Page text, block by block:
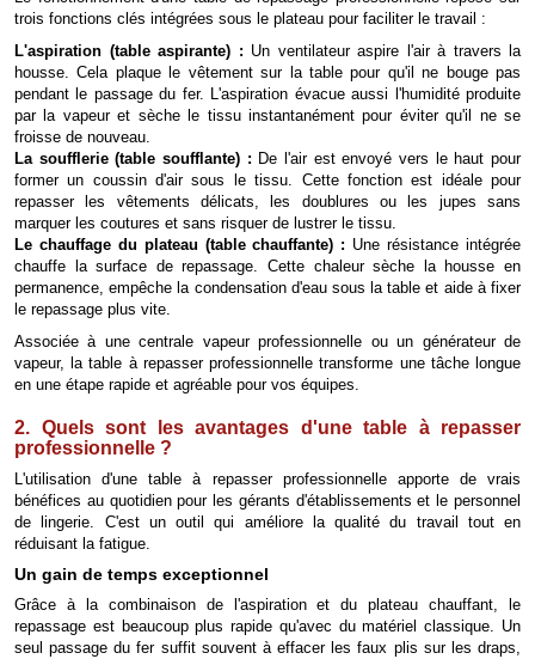
trois fonctions clés intégrées sous le plateau pour faciliter le travail :
L'aspiration (table aspirante) : Un ventilateur aspire l'air à travers la
housse. Cela plaque le vêtement sur la table pour qu'il ne bouge pas
pendant le passage du fer. L'aspiration évacue aussi l'humidité produite
par la vapeur et sèche le tissu instantanément pour éviter qu'il ne se
froisse de nouveau.
La soufflerie (table soufflante) : De l'air est envoyé vers le haut pour
former un coussin d'air sous le tissu. Cette fonction est idéale pour
repasser les vêtements délicats, les doublures ou les jupes sans
marquer les coutures et sans risquer de lustrer le tissu.
Le chauffage du plateau (table chauffante) : Une résistance intégrée
chauffe la surface de repassage. Cette chaleur sèche la housse en
permanence, empêche la condensation d'eau sous la table et aide à fixer
le repassage plus vite.
Associée à une centrale vapeur professionnelle ou un générateur de
vapeur, la table à repasser professionnelle transforme une tâche longue
en une étape rapide et agréable pour vos équipes.
2. Quels sont les avantages d'une table à repasser
professionnelle ?
L'utilisation d'une table à repasser professionnelle apporte de vrais
bénéfices au quotidien pour les gérants d'établissements et le personnel
de lingerie. C'est un outil qui améliore la qualité du travail tout en
réduisant la fatigue.
Un gain de temps exceptionnel
Grâce à la combinaison de l'aspiration et du plateau chauffant, le
repassage est beaucoup plus rapide qu'avec du matériel classique. Un
seul passage du fer suffit souvent à effacer les faux plis sur les draps,